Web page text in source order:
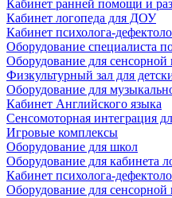
Кабинет ранней помощи и
Кабинет логопеда для ДОУ
Кабинет психолога-
Оборудование специалиста
Оборудование для сенсорной
Физкультурный зал для
Оборудование для
Кабинет Английского языка
Сенсомоторная интеграция
Игровые комплексы
Оборудование для школ
Оборудование для кабинета
Кабинет психолога-
Оборудование для